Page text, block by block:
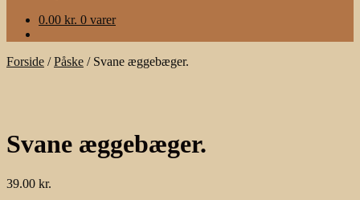
0.00 kr. 0 varer
Forside /Påske / Svane æggebæger.
Svane æggebæger.
39.00 kr.